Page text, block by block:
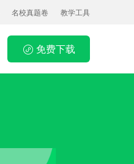
名校真题卷 教学工具
免费下载